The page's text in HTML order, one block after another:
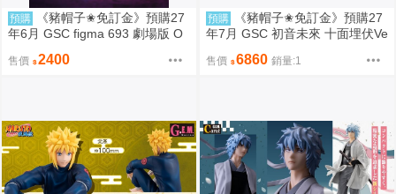
預購
《豬帽子✬免訂金》預購27
年6月 GSC figma 693 劇場版 O
913
售價 2400
預購
《豬帽子✬免訂金》預購27
年7月 GSC 初音未來 十面埋伏Ve
售價 6860 銷量:1